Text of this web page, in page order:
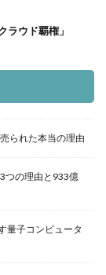
ウド覇権」
られた本当の理由
つの理由と933億
量子コンピュータ